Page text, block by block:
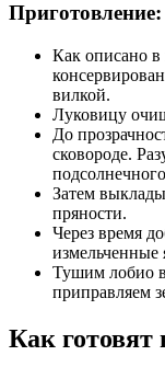
Приготовление:
Как описано
вилкой.
Луковицу
До
сковороде.
Затем
пряности.
Через время
измельченные
Тушим лобио
приправляем
Как